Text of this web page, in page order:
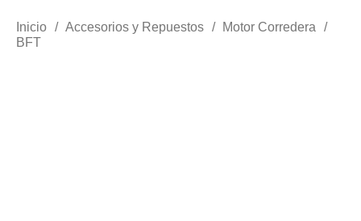
Inicio / Accesorios y Repuestos / Motor Corredera
/
BFT